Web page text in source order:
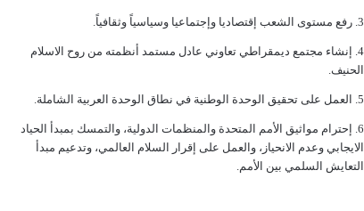
ﺭﻓﻊ ﻣﺴﺘﻮﻯ ﺍﻟﺸﻌﺐ ﺇﻗﺘﺼﺎﺩﻳﺎ ﻭﺇﺟﺘﻤﺎﻋﻴﺎ ﻭﺳﻴﺎﺳﻴﺎً ﻭﺛﻘﺎﻓﻴﺎً.
ﺇﻧﺸﺎﺀ ﻣﺠﺘﻤﻊ ﺩﻳﻤﻘﺮﺍﻃﻲ ﺗﻌﺎﻭﻧﻲ ﻋﺎﺩﻝ ﻣﺴﺘﻤﺪ ﺃﻧﻈﻤﺘﻪ ﻣﻦ ﺭﻭﺡ ﺍﻻﺳﻼﻡ
ﺍﻟﺤﻨﻴﻒ.
ﺍﻟﻌﻤﻞ ﻋﻠﻰ ﺗﺤﻘﻴﻖ ﺍﻟﻮﺣﺪﺓ ﺍﻟﻮﻃﻨﻴﺔ ﻓﻲ ﻧﻄﺎﻕ ﺍﻟﻮﺣﺪﺓ ﺍﻟﻌﺮﺑﻴﺔ ﺍﻟﺸﺎﻣﻠﺔ.
ﺇﺣﺘﺮﺍﻡ ﻣﻮﺍﺛﻴﻖ الأﻣﻢ ﺍﻟﻤﺘﺤﺪﺓ ﻭﺍﻟﻤﻨﻈﻤﺎﺕ ﺍﻟﺪﻭﻟﻴﺔ، ﻭﺍﻟﺘﻤﺴﻚ ﺑﻤﺒﺪﺃ ﺍﻟﺤﻴﺎﺩ
ﺍﻻﻳﺠﺎﺑﻲ ﻭﻋﺪﻡ ﺍﻻﻧﺤﻴﺎﺯ، ﻭﺍﻟﻌﻤﻞ ﻋﻠﻰ ﺇﻗﺮﺍﺭ ﺍﻟﺴﻼﻡ ﺍﻟﻌﺎﻟﻤﻲ، ﻭﺗﺪﻋﻴﻢ ﻣﺒﺪﺃ
ﺍﻟﺘﻌﺎﻳﺶ ﺍﻟﺴﻠﻤﻲ ﺑﻴﻦ ﺍﻷﻣﻢ.